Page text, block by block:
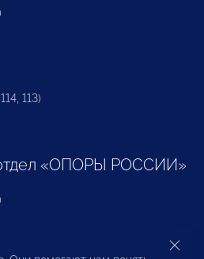
113)
«ОПОРЫ РОССИИ»
предпринимателей и